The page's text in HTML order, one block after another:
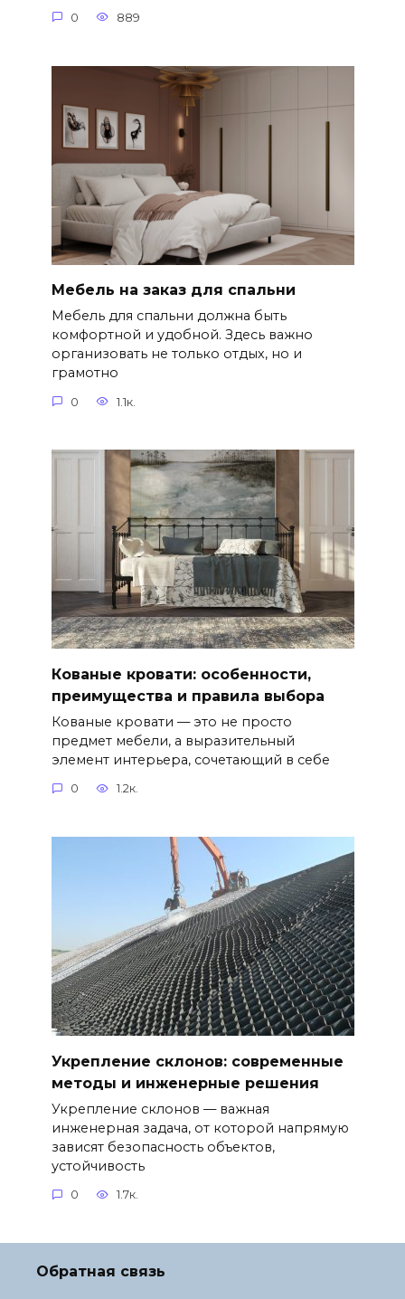
0 889
Мебель на заказ для спальни
Мебель для спальни должна быть
комфортной и удобной. Здесь важно
организовать не только отдых, но и
грамотно
0 1.1к.
Кованые кровати: особенности,
преимущества и правила выбора
Кованые кровати — это не просто
предмет мебели, а выразительный
элемент интерьера, сочетающий в себе
0 1.2к.
Укрепление склонов: современные
методы и инженерные решения
Укрепление склонов — важная
инженерная задача, от которой напрямую
зависят безопасность объектов,
устойчивость
0 1.7к.
Обратная связь